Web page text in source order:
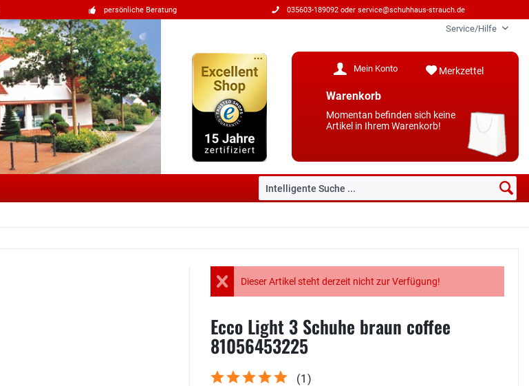
persönliche Beratung 035603-189092 oder service@schuhhaus-strauch.de
Service/Hilfe
Merkzettel
Mein Konto
Warenkorb
Momentan befinden sich keine
Artikel in Ihrem Warenkorb!
Dieser Artikel steht derzeit nicht zur Verfügung!
Ecco Light 3 Schuhe braun coffee
81056453225
(1)